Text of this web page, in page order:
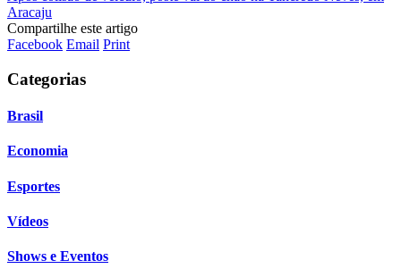
Aracaju
Compartilhe este artigo
Facebook Email Print
Categorias
Brasil
Economia
Esportes
Vídeos
Shows e Eventos